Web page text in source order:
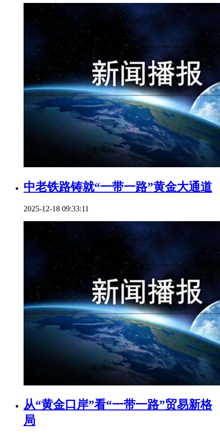
中老铁路铸就“一带一路”黄金大通道
2025-12-18 09:33:11
从“黄金口岸”看“一带一路”贸易新格
局